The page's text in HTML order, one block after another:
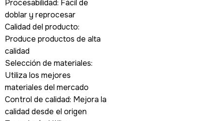
Procesabilidad: Fácil de
doblar y reprocesar
Calidad del producto:
Produce productos de alta
calidad
Selección de materiales:
Utiliza los mejores
materiales del mercado
Control de calidad: Mejora la
calidad desde el origen